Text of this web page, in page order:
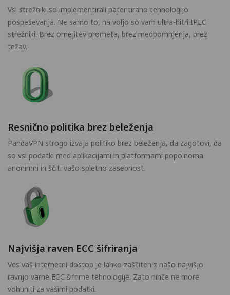
Vsi strežniki so implementirali patentirano tehnologijo
pospeševanja. Ne samo to, na voljo so vam ultra-hitri IPLC
strežniki. Brez omejitev prometa, brez medpomnjenja, brez
težav.
Resnično politika brez beleženja
PandaVPN strogo izvaja politiko brez beleženja, da zagotovi, da
so vsi podatki med aplikacijami in platformami popolnoma
anonimni in ščiti vašo spletno zasebnost.
Najvišja raven ECC šifriranja
Ves vaš internetni dostop je lahko zaščiten z našo najvišjo
ravnjo varne ECC šifrirne tehnologije. Zato nihče ne more
vohuniti za vašimi podatki.